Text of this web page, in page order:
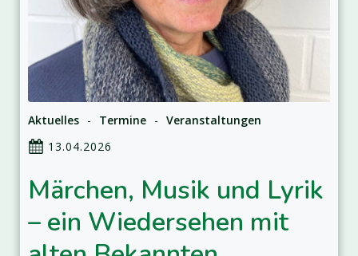
Aktuelles - Termine - Veranstaltungen
13.04.2026
Märchen, Musik und Lyrik
– ein Wiedersehen mit